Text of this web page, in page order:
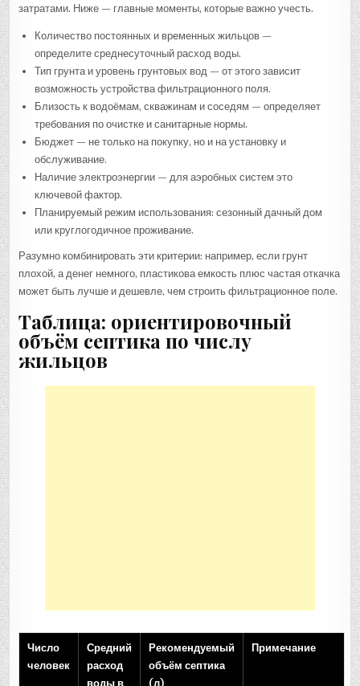
затратами. Ниже — главные моменты, которые важно учесть.
Количество постоянных и временных жильцов —
определите среднесуточный расход воды.
Тип грунта и уровень грунтовых вод — от этого зависит
возможность устройства фильтрационного поля.
Близость к водоёмам, скважинам и соседям — определяет
требования по очистке и санитарные нормы.
Бюджет — не только на покупку, но и на установку и
обслуживание.
Наличие электроэнергии — для аэробных систем это
ключевой фактор.
Планируемый режим использования: сезонный дачный дом
или круглогодичное проживание.
Разумно комбинировать эти критерии: например, если грунт
плохой, а денег немного, пластикова емкость плюс частая откачка
может быть лучше и дешевле, чем строить фильтрационное поле.
Таблица: ориентировочный
объём септика по числу
жильцов
Число
человек
Средний
расход
воды в
Рекомендуемый
объём септика
(л)
Примечание